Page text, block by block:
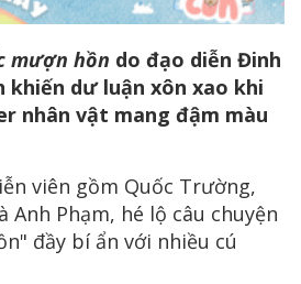
mượn hồn do đạo diễn Đinh
khiến dư luận xôn xao khi
nhân vật mang đậm màu
viên gồm Quốc Trường,
Anh Phạm, hé lộ câu chuyện
đầy bí ẩn với nhiều cú